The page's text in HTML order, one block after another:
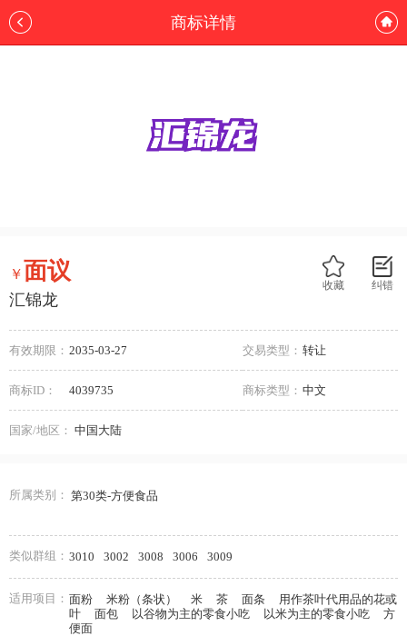
商标详情
纠错
收藏
￥面议
汇锦龙
有效期限： 2035-03-27 交易类型： 转让
商标ID： 4039735 商标类型： 中文
国家/地区： 中国大陆
所属类别： 第30类-方便食品
类似群组： 3010 3002 3008 3006 3009
适用项目： 面粉 米粉（条状） 米 茶 面条
用作茶叶代用品的花或
叶
面包 以谷物为主的零食小吃 以米为主的零食小吃
方
便面